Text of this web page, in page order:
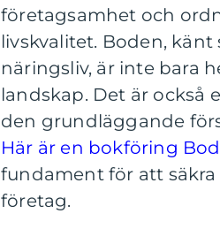
företagsamhet och
livskvalitet. Boden,
näringsliv, är inte bara
landskap. Det är också
den grundläggande
Här är en bokföring
fundament för att
företag.